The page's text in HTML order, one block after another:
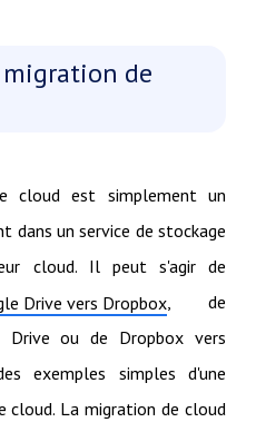
migration de
cloud est simplement un
un service de stockage
cloud. Il peut s'agir de
Drive vers Dropbox, de
Drive ou de Dropbox vers
exemples simples d'une
cloud. La migration de cloud